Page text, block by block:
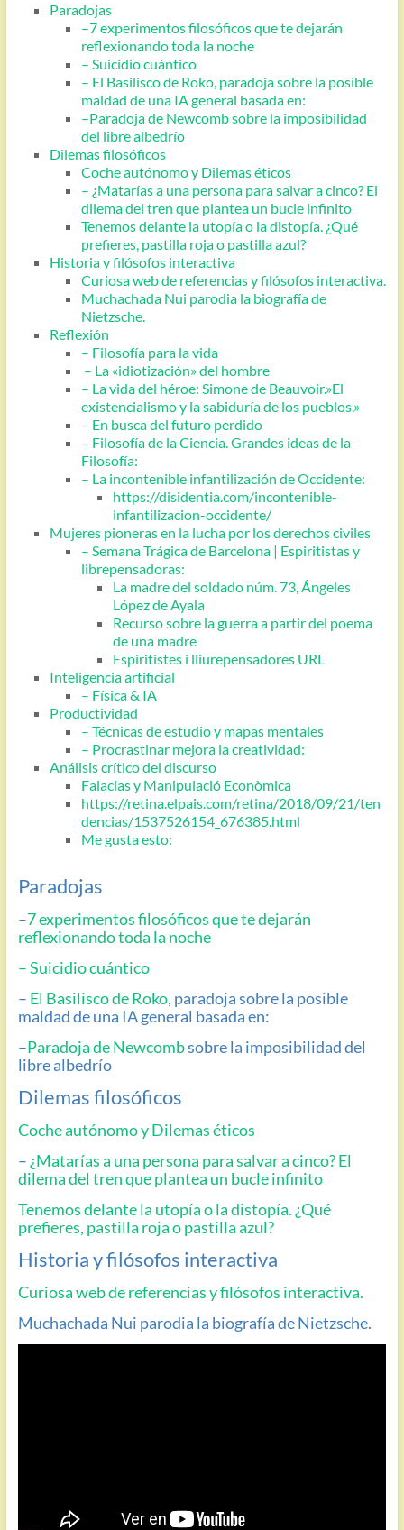
Paradojas
–7 experimentos filosóficos que te dejarán
reflexionando toda la noche
– Suicidio cuántico
– El Basilisco de Roko, paradoja sobre la posible
maldad de una IA general basada en:
–Paradoja de Newcomb sobre la imposibilidad
del libre albedrío
Dilemas filosóficos
Coche autónomo y Dilemas éticos
– ¿Matarías a una persona para salvar a cinco? El
dilema del tren que plantea un bucle infinito
Tenemos delante la utopía o la distopía. ¿Qué
prefieres, pastilla roja o pastilla azul?
Historia y filósofos interactiva
Curiosa web de referencias y filósofos interactiva.
Muchachada Nui parodia la biografía de
Nietzsche.
Reflexión
– Filosofía para la vida
– La «idiotización» del hombre
– La vida del héroe: Simone de Beauvoir.»El
existencialismo y la sabiduría de los pueblos.»
– En busca del futuro perdido
– Filosofía de la Ciencia. Grandes ideas de la
Filosofía:
– La incontenible infantilización de Occidente:
https://disidentia.com/incontenible-
infantilizacion-occidente/
Mujeres pioneras en la lucha por los derechos civiles
– Semana Trágica de Barcelona | Espiritistas y
librepensadoras:
La madre del soldado núm. 73, Ángeles
López de Ayala
Recurso sobre la guerra a partir del poema
de una madre
Espiritistes i lliurepensadores URL
Inteligencia artificial
– Física & IA
Productividad
– Técnicas de estudio y mapas mentales
– Procrastinar mejora la creatividad:
Análisis crítico del discurso
Falacias y Manipulació Econòmica
https://retina.elpais.com/retina/2018/09/21/ten
dencias/1537526154_676385.html
Me gusta esto:
Paradojas
–7 experimentos filosóficos que te dejarán
reflexionando toda la noche
– Suicidio cuántico
– El Basilisco de Roko, paradoja sobre la posible
maldad de una IA general basada en:
–Paradoja de Newcombsobre la imposibilidad del
libre albedrío
Dilemas filosóficos
Coche autónomo y Dilemas éticos
– ¿Matarías a una persona para salvar a cinco? El
dilema del tren que plantea un bucle infinito
Tenemos delante la utopía o la distopía. ¿Qué
prefieres, pastilla roja o pastilla azul?
Historia y filósofos interactiva
Curiosa web de referencias y filósofos interactiva.
Muchachada Nui parodia la biografía de Nietzsche.